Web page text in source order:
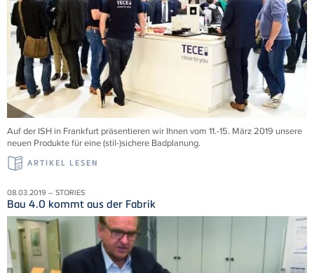
Auf der ISH in Frankfurt präsentieren wir Ihnen vom 11.-15. März 2019 unsere
neuen Produkte für eine (stil-)sichere Badplanung.
ARTIKEL LESEN
08.03.2019 – STORIES
Bau 4.0 kommt aus der Fabrik